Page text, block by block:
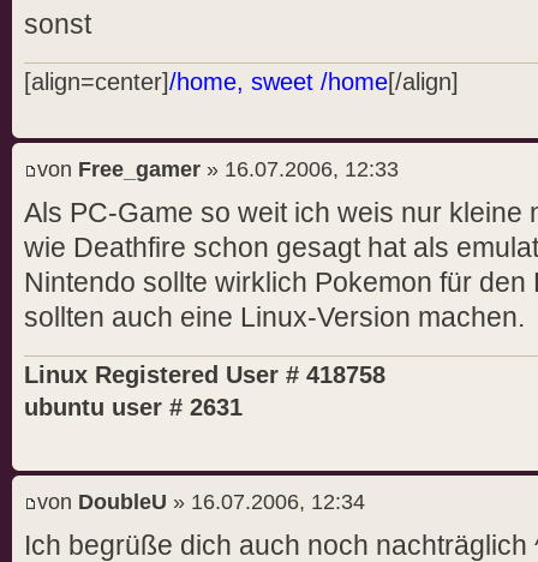
sonst
[align=center]/home, sweet /home[/align]
von Free_gamer » 16.07.2006, 12:33
Als PC-Game so weit ich weis nur kleine
wie Deathfire schon gesagt hat als
Nintendo sollte wirklich Pokemon für
sollten auch eine Linux-Version machen.
Linux Registered User # 418758
ubuntu user # 2631
von DoubleU » 16.07.2006, 12:34
Ich begrüße dich auch noch nachträglich